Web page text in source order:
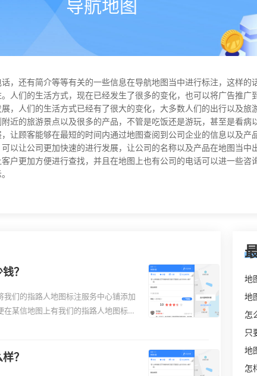
导航地图
，还有简介等等有关的一些信息在导航地图当中进行标注，这样
人们的生活方式，现在已经发生了很多的变化，也可以将广告推
，人们的生活方式已经有了很大的变化，大多数人们的出行以及
近的旅游景点以及很多的产品，不管是吃饭还是游玩，甚至是看
让顾客能够在最短的时间内通过地图查阅到公司企业的信息以及
以让公司更加快速的进行发展，让公司的名称以及产品在地图当
户更加方便进行查找，并且在地图上也有公司的电话可以进一些
？
们的指路人地图标注服务中心铺添加
某信地图上有我们的指路人地图标注
名称地址位置操作过程1.打开某信地
标注是将商家或企业的线下地址信息
？
地
地
地
怎